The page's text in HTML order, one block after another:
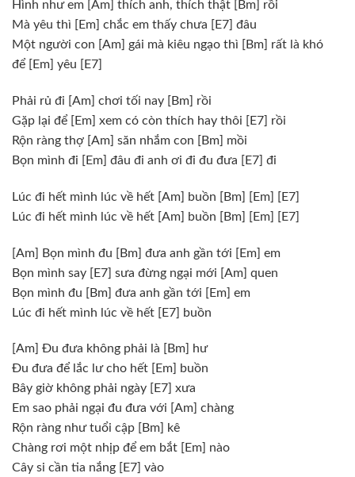
Hình như em [Am] thích anh, thích thật [Bm] rồi
Mà yêu thì [Em] chắc em thấy chưa [E7] đâu
Một người con [Am] gái mà kiêu ngạo thì [Bm] rất là khó
để [Em] yêu [E7]
Phải rủ đi [Am] chơi tối nay [Bm] rồi
Gặp lại để [Em] xem có còn thích hay thôi [E7] rồi
Rộn ràng thợ [Am] săn nhắm con [Bm] mồi
Bọn mình đi [Em] đâu đi anh ơi đi đu đưa [E7] đi
Lúc đi hết mình lúc về hết [Am] buồn [Bm] [Em]
[E7]
Lúc đi hết mình lúc về hết [Am] buồn [Bm] [Em] [E7]
[Am] Bọn mình đu [Bm] đưa anh gần tới [Em] em
Bọn mình say [E7] sưa đừng ngại mới [Am] quen
Bọn mình đu [Bm] đưa anh gần tới [Em] em
Lúc đi hết mình lúc về hết [E7] buồn
[Am] Đu đưa không phải là [Bm] hư
Đu đưa để lắc lư cho hết [Em] buồn
Bây giờ không phải ngày [E7] xưa
Em sao phải ngại đu đưa với [Am] chàng
Rộn ràng như tuổi cập [Bm] kê
Chàng rơi một nhịp để em bắt [Em] nào
Cây si cần tia nắng [E7] vào